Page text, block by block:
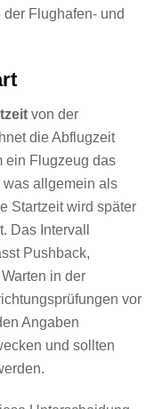
Flughafen- und
von der
die Abflugzeit
ein Flugzeug das
was allgemein als
Startzeit wird später
Das Intervall
Pushback,
Warten in der
vor
Angaben
und sollten